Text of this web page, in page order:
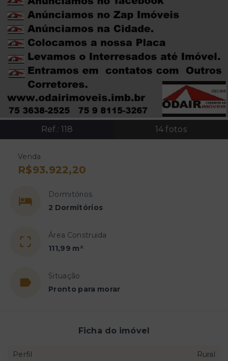
Ref.: 118 14 fotos
Venda
R$93.922,20
Dormitórios
2 Dormitórios
Área Construida
111,99 m²
Situação
Pronto para morar
Ficha do imóvel
Perfil
Rural